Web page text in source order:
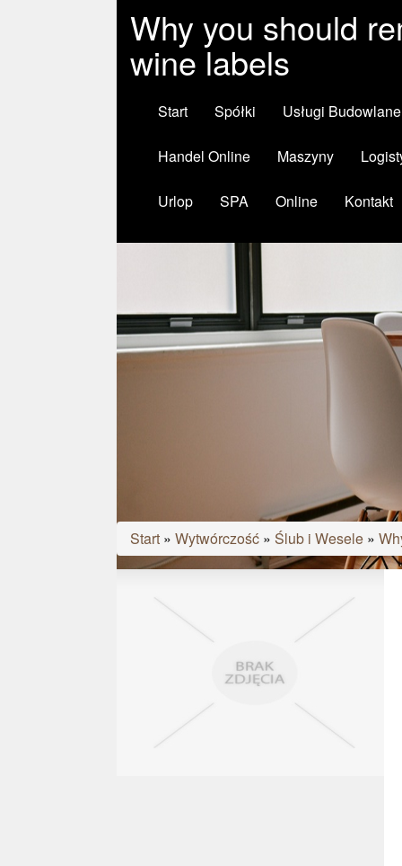
Why you should
wine labels
Start Spółki Usługi Budowlane
Handel Online Maszyny
Urlop SPA Online Kontakt
Start » Wytwórczość » Ślub i Wesele »